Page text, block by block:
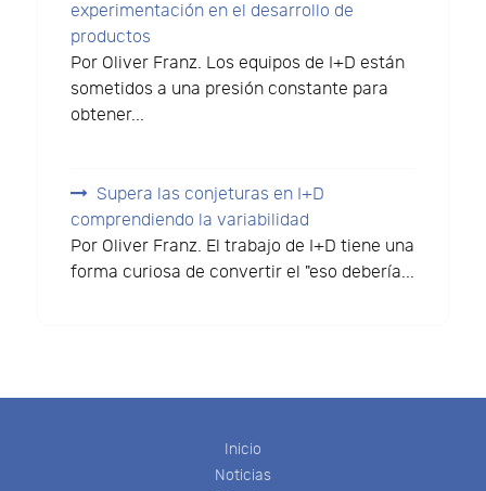
experimentación en el desarrollo de
productos
Por Oliver Franz. Los equipos de I+D están
sometidos a una presión constante para
obtener...
Supera las conjeturas en I+D
comprendiendo la variabilidad
Por Oliver Franz. El trabajo de I+D tiene una
forma curiosa de convertir el "eso debería...
Inicio
Noticias